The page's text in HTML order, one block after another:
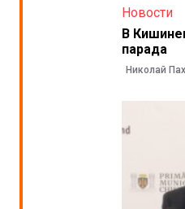
Новости
В
парада
Николай